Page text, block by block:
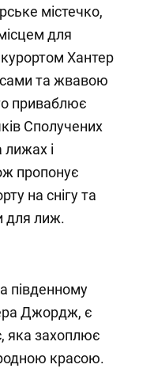
містечко,
для
Хантер
та жвавою
приваблює
Сполучених
лижах і
пропонує
на снігу та
для лиж.
південному
Джордж, є
яка захоплює
красою.